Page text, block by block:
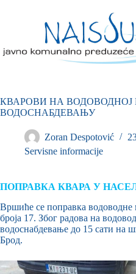
КВАРОВИ НА
ВОДОСНАБДЕВАЊУ
Zoran Despotović
Servisne informacije
ПОПРАВКА КВАРА У
Вршиће се поправка
броја 17. Због радова на
водоснабдевање до 15 сати на
Брод.